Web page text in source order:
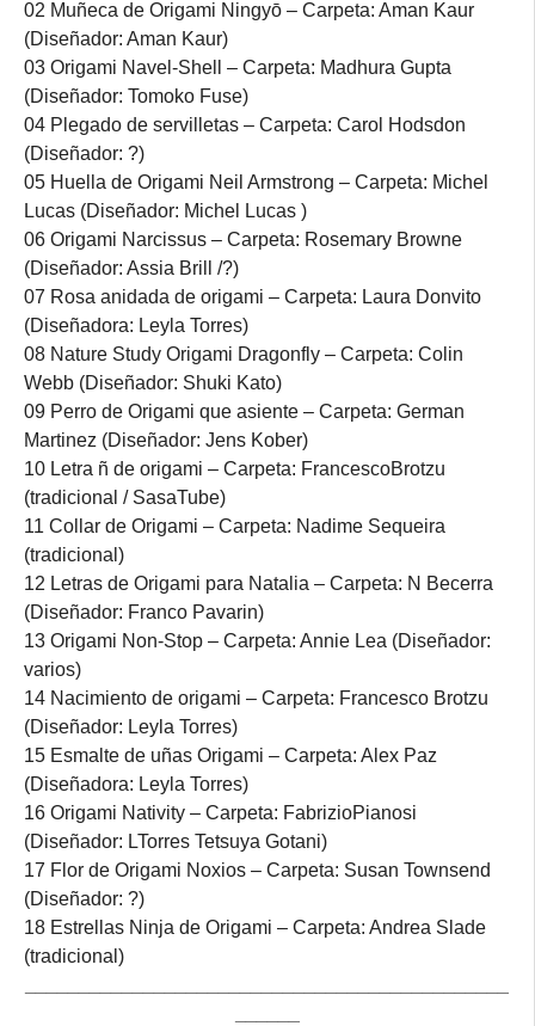
02 Muñeca de Origami Ningyō – Carpeta: Aman Kaur
(Diseñador: Aman Kaur)
03 Origami Navel-Shell – Carpeta: Madhura Gupta
(Diseñador: Tomoko Fuse)
04 Plegado de servilletas – Carpeta: Carol Hodsdon
(Diseñador: ?)
05 Huella de Origami Neil Armstrong – Carpeta: Michel
Lucas (Diseñador: Michel Lucas )
06 Origami Narcissus – Carpeta: Rosemary Browne
(Diseñador: Assia Brill /?)
07 Rosa anidada de origami – Carpeta: Laura Donvito
(Diseñadora: Leyla Torres)
08 Nature Study Origami Dragonfly – Carpeta: Colin
Webb (Diseñador: Shuki Kato)
09 Perro de Origami que asiente – Carpeta: German
Martinez (Diseñador: Jens Kober)
10 Letra ñ de origami – Carpeta: FrancescoBrotzu
(tradicional / SasaTube)
11 Collar de Origami – Carpeta: Nadime Sequeira
(tradicional)
12 Letras de Origami para Natalia – Carpeta: N Becerra
(Diseñador: Franco Pavarin)
13 Origami Non-Stop – Carpeta: Annie Lea (Diseñador:
varios)
14 Nacimiento de origami – Carpeta: Francesco Brotzu
(Diseñador: Leyla Torres)
15 Esmalte de uñas Origami – Carpeta: Alex Paz
(Diseñadora: Leyla Torres)
16 Origami Nativity – Carpeta: FabrizioPianosi
(Diseñador: LTorres Tetsuya Gotani)
17 Flor de Origami Noxios – Carpeta: Susan Townsend
(Diseñador: ?)
18 Estrellas Ninja de Origami – Carpeta: Andrea Slade
(tradicional)